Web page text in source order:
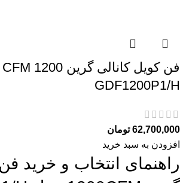
GDF1200P1/H
62,700,000 تومان
افزودن به سبد خرید
راهنمای انتخاب و خرید